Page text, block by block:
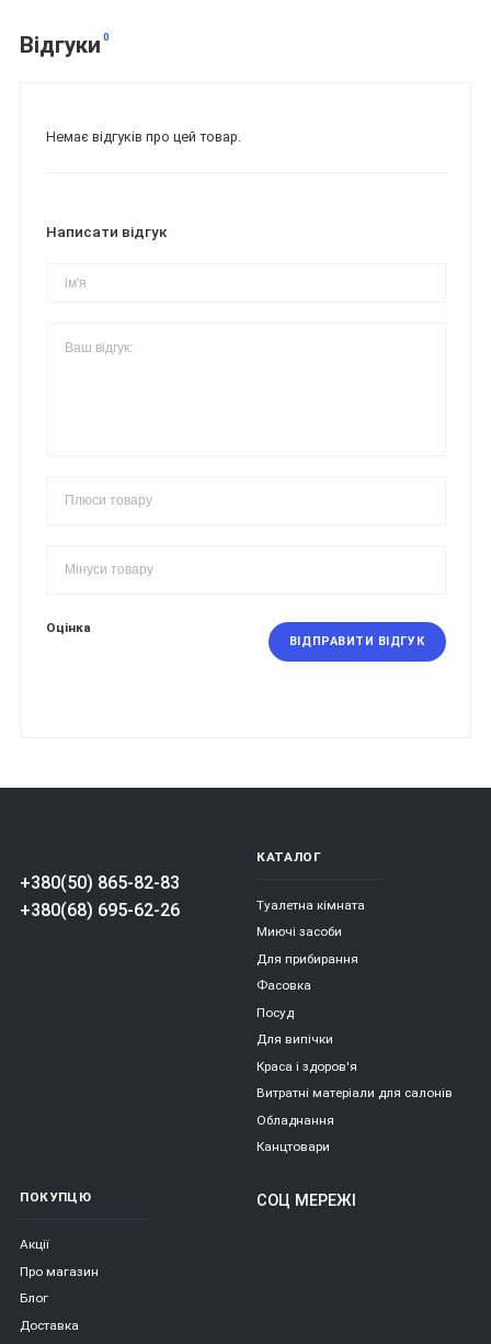
Відгуки 0
Немає відгуків про цей товар.
Написати відгук
Оцінка
ВІДПРАВИТИ ВІДГУК
+380(50) 865-82-83
+380(68) 695-62-26
КАТАЛОГ
Туалетна кімната
Миючі засоби
Для прибирання
Фасовка
Посуд
Для випічки
Краса і здоров'я
Витратні матеріали для салонів
Обладнання
Канцтовари
ПОКУПЦЮ
Акції
Про магазин
Блог
Доставка
СОЦ МЕРЕЖІ